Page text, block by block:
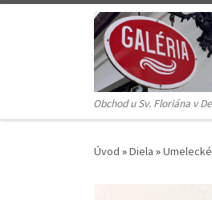
Skip to content
Obchod u Sv. Floriána v
Úvod »Diela »